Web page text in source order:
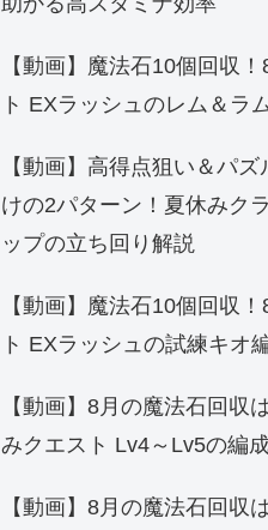
【動画】魔法石10個回収
ト EXラッシュのレム＆ラ
【動画】高得点狙い＆パズ
けの2パターン！夏休みク
ップの立ち回り解説
【動画】魔法石10個回収
ト EXラッシュの試練キオ
【動画】8月の魔法石回収
みクエスト Lv4～Lv5の編
【動画】8月の魔法石回収